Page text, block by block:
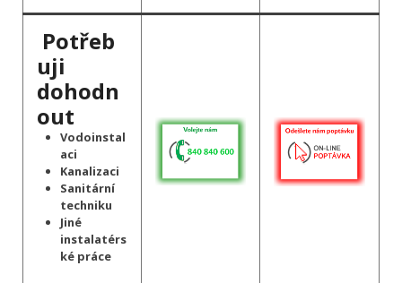
Potřeb
uji
dohodn
out
Vodoinstal
aci
Kanalizaci
Sanitární
techniku
Jiné
instalatérs
ké práce